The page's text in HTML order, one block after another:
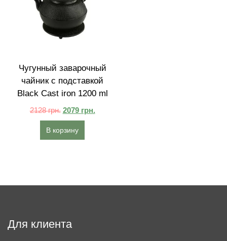
Чугунный заварочный
чайник с подставкой
Black Cast iron 1200 ml
2128грн. 2079 грн.
В корзину
Для клиента